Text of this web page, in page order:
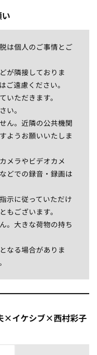
は個人のご事情とご
が隣接しておりま
ご遠慮ください。
いただきます。
い。
ん。近隣の公共機関
ようお願いいたしま
メラやビデオカメ
どでの録音・録画は
示に従っていただけ
もございます。
。大きな荷物の持ち
なる場合がありま
×イケシブ×西村彩子